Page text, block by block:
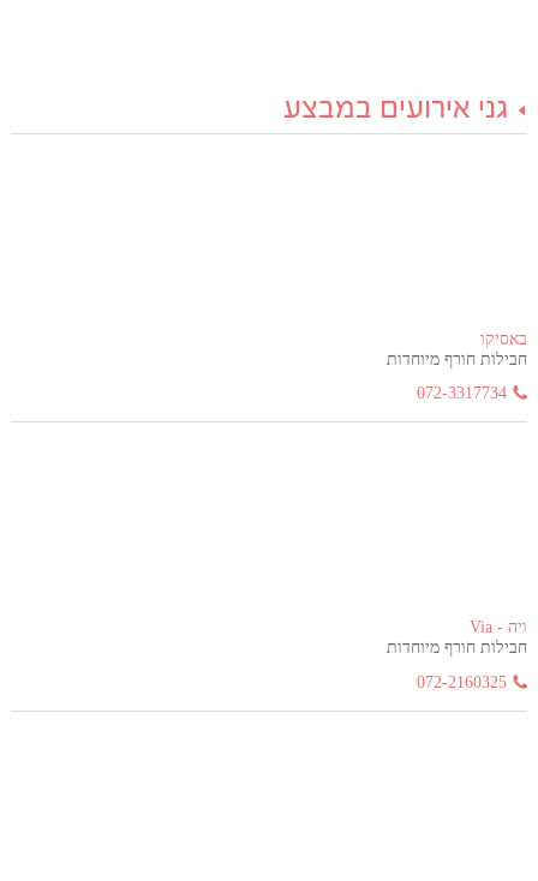
גני אירועים במבצע
באסיקו
חבילות חורף מיוחדות
072-3317734
ויה - Via
חבילות חורף מיוחדות
072-2160325